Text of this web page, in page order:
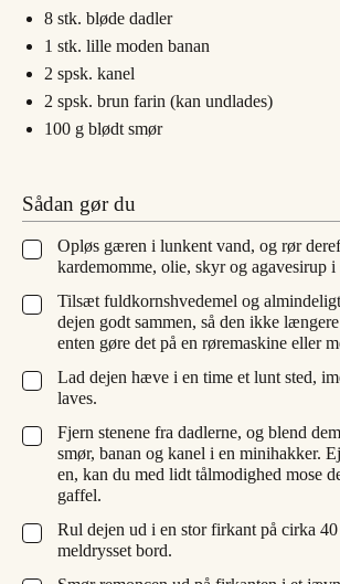
8 stk. bløde dadler
1 stk. lille moden banan
2 spsk. kanel
2 spsk. brun farin (kan undlades)
100 g blødt smør
Sådan gør du
▢
Opløs gæren i lunkent vand, og rør
kardemomme, olie, skyr og agavesirup i
▢
Tilsæt fuldkornshvedemel og
dejen godt sammen, så den ikke
enten gøre det på en røremaskine eller
▢
Lad dejen hæve i en time et lunt sted,
laves.
▢
Fjern stenene fra dadlerne, og blend
smør, banan og kanel i en minihakker.
en, kan du med lidt tålmodighed mose
gaffel.
▢
Rul dejen ud i en stor firkant på cirka
meldrysset bord.